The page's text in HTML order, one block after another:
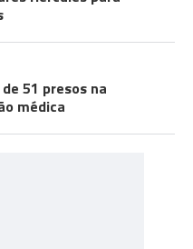
51 presos na
médica